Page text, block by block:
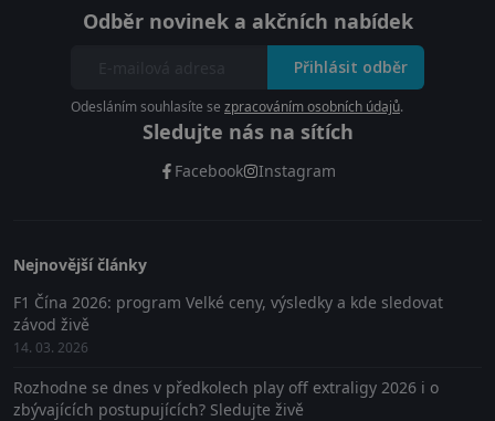
Odběr novinek a akčních nabídek
Přihlásit odběr
Odesláním souhlasíte se zpracováním osobních údajů.
Sledujte nás na sítích
Facebook Instagram
Nejnovější články
F1 Čína 2026: program Velké ceny, výsledky a kde sledovat
závod živě
14. 03. 2026
Rozhodne se dnes v předkolech play off extraligy 2026 i o
zbývajících postupujících? Sledujte živě